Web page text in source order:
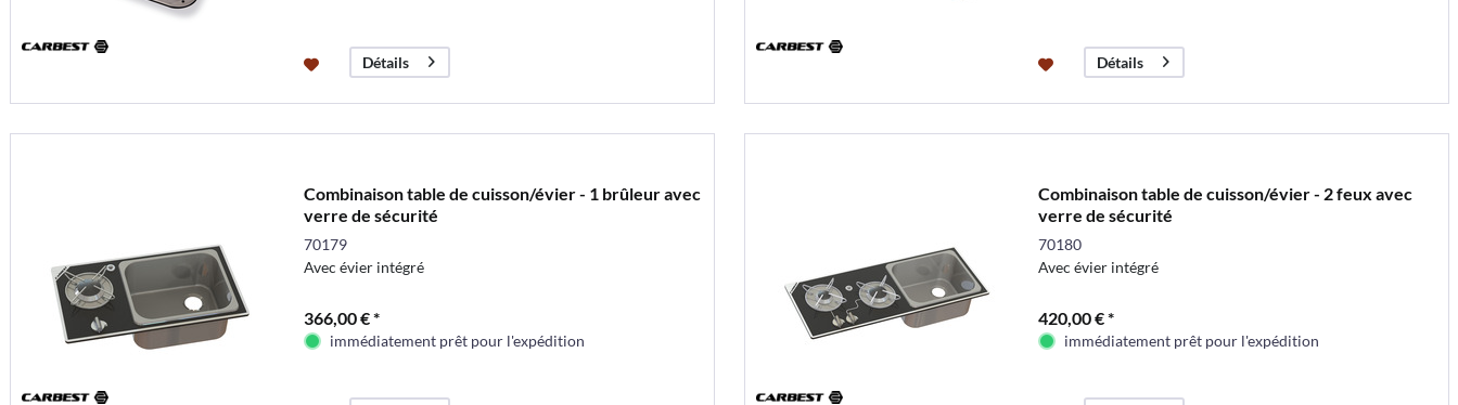
Détails Détails
Combinaison table de cuisson/évier - 1 brûleur avec
verre de sécurité
70179
Avec évier intégré
366,00 € *
immédiatement prêt pour l'expédition
Combinaison table de cuisson/évier - 2 feux avec
verre de sécurité
70180
Avec évier intégré
420,00 € *
immédiatement prêt pour l'expédition